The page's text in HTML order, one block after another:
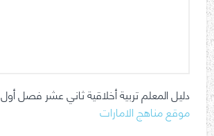
دليل المعلم تربية أخلاقية ثاني عشر فصل أول 2021-2022 /
موقع مناهج الامارات